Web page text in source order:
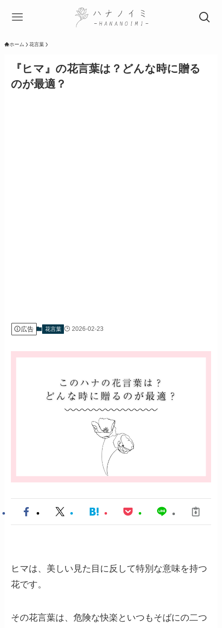
ホーム 花言葉
『ヒマ』の花言葉は？どんな時に贈る
のが最適？
広告 花言葉 2026-02-23
ヒマは、美しい見た目に反して特別な意味を持つ
花です。
その花言葉は、危険な快楽といつもそばにの二つ